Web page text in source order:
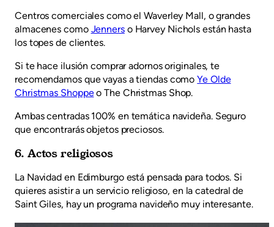
Centros comerciales como el Waverley Mall, o grandes
almacenes como Jennerso Harvey Nichols están hasta
los topes de clientes.
Si te hace ilusión comprar adornos originales, te
recomendamos que vayas a tiendas comoYe Olde
Christmas Shoppeo The Christmas Shop.
Ambas centradas 100% en temática navideña. Seguro
que encontrarás objetos preciosos.
6. Actos religiosos
La Navidad en Edimburgo está pensada para todos. Si
quieres asistir a un servicio religioso, en la catedral de
Saint Giles, hay un programa navideño muy interesante.